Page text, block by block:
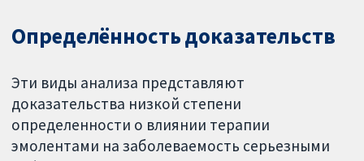
Определённость доказательств
Эти виды анализа представляют
доказательства низкой степени
определенности о влиянии терапии
эмолентами на заболеваемость серьезными